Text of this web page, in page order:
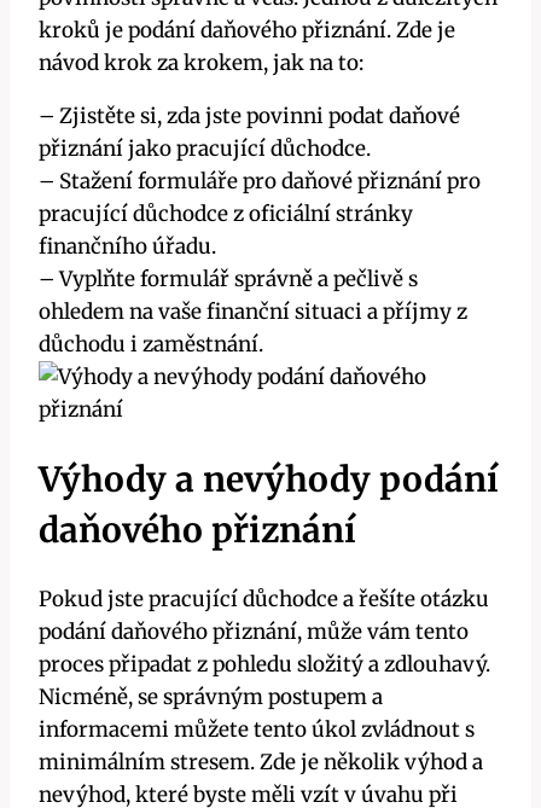
kroků je podání daňového přiznání. Zde je
návod krok za krokem, jak na to:
– Zjistěte si, zda jste povinni podat daňové
přiznání jako pracující důchodce.
– Stažení formuláře pro daňové přiznání pro
pracující důchodce z oficiální stránky
finančního úřadu.
– Vyplňte formulář správně a pečlivě s
ohledem na vaše finanční situaci a příjmy z
důchodu i zaměstnání.
Výhody a nevýhody podání
daňového přiznání
Pokud jste pracující důchodce a řešíte otázku
podání daňového přiznání, může vám tento
proces připadat z pohledu složitý a zdlouhavý.
Nicméně, se správným postupem a
informacemi můžete tento úkol zvládnout s
minimálním stresem. Zde je několik výhod a
nevýhod, které byste měli vzít v úvahu při